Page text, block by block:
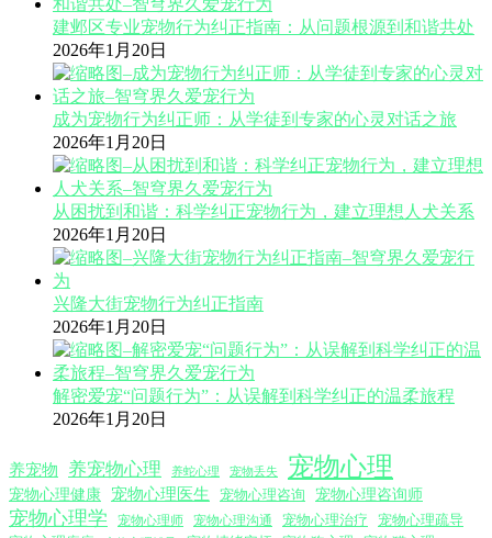
建邺区专业宠物行为纠正指南：从问题根源到和谐共处
2026年1月20日
成为宠物行为纠正师：从学徒到专家的心灵对话之旅
2026年1月20日
从困扰到和谐：科学纠正宠物行为，建立理想人犬关系
2026年1月20日
兴隆大街宠物行为纠正指南
2026年1月20日
解密爱宠“问题行为”：从误解到科学纠正的温柔旅程
2026年1月20日
养宠物 养宠物心理 养蛇心理 宠物丢失 宠物心理
宠物心理健康 宠物心理医生 宠物心理咨询 宠物心理咨询师
宠物心理学 宠物心理师 宠物心理沟通 宠物心理治疗
宠物心理疏导